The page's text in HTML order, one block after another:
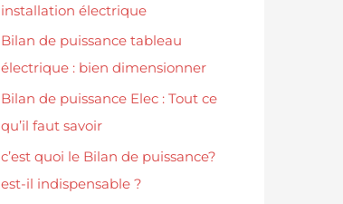
installation électrique
Bilan de puissance tableau
électrique : bien dimensionner
Bilan de puissance Elec : Tout ce
qu’il faut savoir
c’est quoi le Bilan de puissance?
est-il indispensable ?